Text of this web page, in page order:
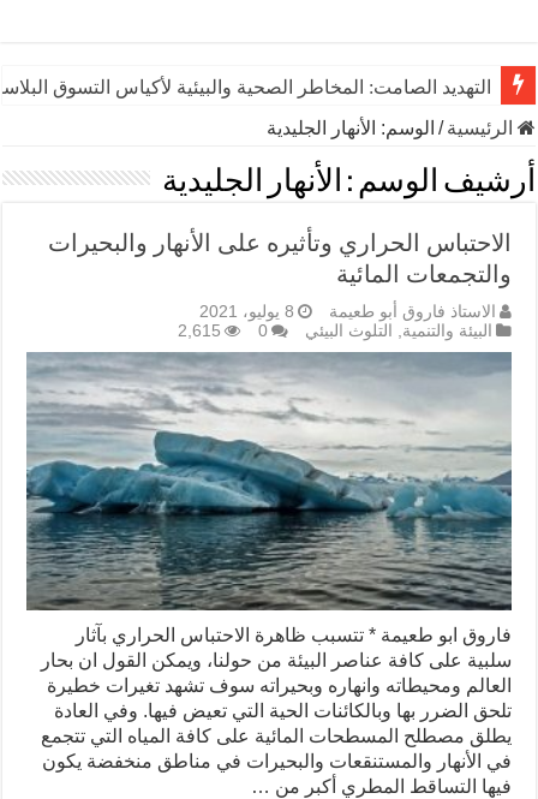
التهديد الصامت: المخاطر الصحية والبيئية لأكياس التسوق
الرئيسية/ الوسم: الأنهار الجليدية
أرشيف الوسم : الأنهار الجليدية
الاحتباس الحراري وتأثيره على الأنهار والبحيرات
والتجمعات المائية
الاستاذ فاروق أبو طعيمة
8 يوليو، 2021
البيئة والتنمية, التلوث البيئي 0
2,615
فاروق ابو طعيمة * تتسبب ظاهرة الاحتباس الحراري بآثار
سلبية على كافة عناصر البيئة من حولنا، ويمكن القول ان بحار
العالم ومحيطاته وانهاره وبحيراته سوف تشهد تغيرات خطيرة
تلحق الضرر بها وبالكائنات الحية التي تعيض فيها. وفي العادة
يطلق مصطلح المسطحات المائية على كافة المياه التي تتجمع
في الأنهار والمستنقعات والبحيرات في مناطق منخفضة يكون
فيها التساقط المطري أكبر من …